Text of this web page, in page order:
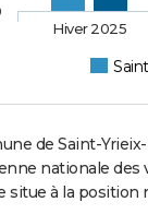
Hiver 2025
de Saint-
nationale des
situe à la position